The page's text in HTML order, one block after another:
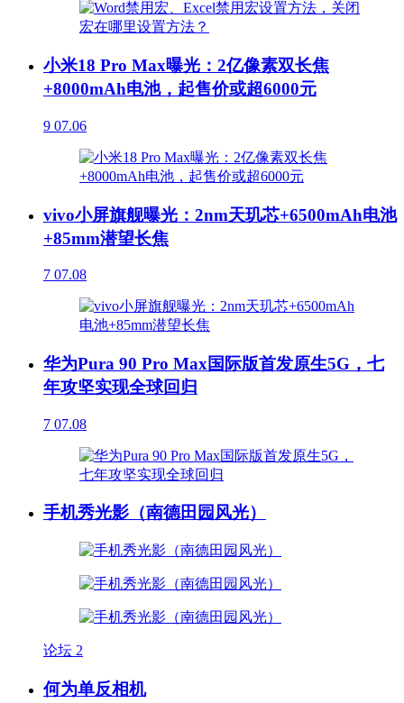
小米18 Pro Max曝光：2亿像素双长焦
+8000mAh电池，起售价或超6000元
9 07.06
vivo小屏旗舰曝光：2nm天玑芯+6500mAh电池
+85mm潜望长焦
7 07.08
华为Pura 90 Pro Max国际版首发原生5G，七
年攻坚实现全球回归
7 07.08
手机秀光影（南德田园风光）
论坛 2
何为单反相机